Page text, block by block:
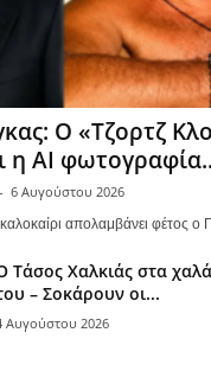
Ο «Τζορτζ
η AI
- 6 Αυγούστου 2026
απολαμβάνει φέτος ο
Τάσος Χαλκιάς στα
– Σοκάρουν οι...
Αυγούστου 2026